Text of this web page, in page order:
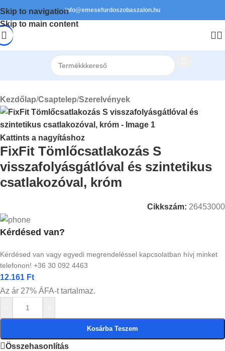
Skip to navigation
Skip to main content
info@emesefurdoszobaszalon.hu
Kezdőlap/Csaptelep/Szerelvények
Kattints a nagyításhoz
FixFit Tömlőcsatlakozás S
visszafolyásgátlóval és szintetikus
csatlakozóval, króm
Cikkszám: 26453000
Kérdésed van?
Kérdésed van vagy egyedi megrendeléssel kapcsolatban hívj minket
telefonon! +36 30 092 4463
12.161 Ft
Az ár 27% ÁFA-t tartalmaz.
Kosárba Teszem
Összehasonlítás